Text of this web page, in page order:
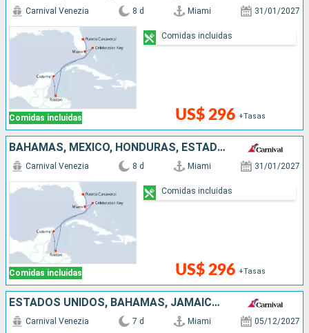
Comidas incluidas
Carnival Venezia 8 d Miami 31/01/2027
US$ 296 +Tasas
Comidas incluidas
BAHAMAS, MÉXICO, HONDURAS, ESTADOS UNIDOS
Comidas incluidas
Carnival Venezia 8 d Miami 31/01/2027
US$ 296 +Tasas
Comidas incluidas
ESTADOS UNIDOS, BAHAMAS, JAMAICA, ISLAS CAIMÁN
Carnival Venezia 7 d Miami 05/12/2027